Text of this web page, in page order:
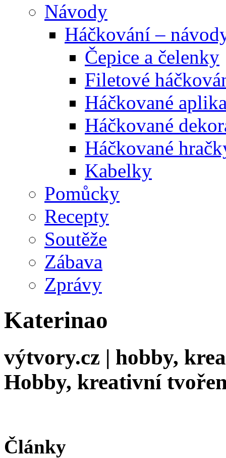
Návody
Háčkování –
Čepice a čelenky
Filetové
Háčkované
Háčkované
Háčkované
Kabelky
Pomůcky
Recepty
Soutěže
Zábava
Zprávy
Katerinao
výtvory.cz | hobby,
Hobby, kreativní
Články